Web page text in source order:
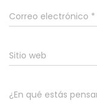
Correo electrónico *
Sitio web
¿En qué estás